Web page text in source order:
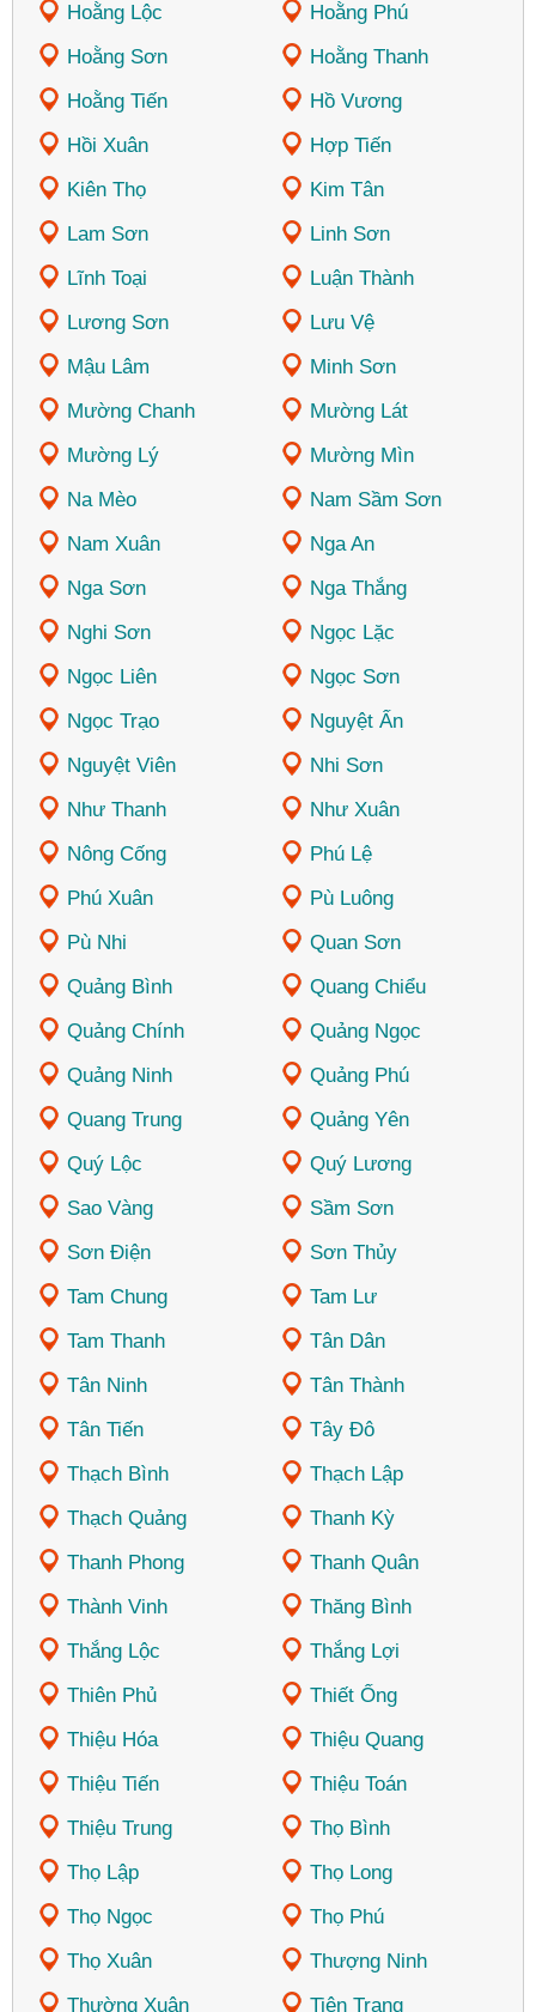
Hoằng Lộc
Hoằng Phú
Hoằng Sơn
Hoằng Thanh
Hoằng Tiến
Hồ Vương
Hồi Xuân
Hợp Tiến
Kiên Thọ
Kim Tân
Lam Sơn
Linh Sơn
Lĩnh Toại
Luận Thành
Lương Sơn
Lưu Vệ
Mậu Lâm
Minh Sơn
Mường Chanh
Mường Lát
Mường Lý
Mường Mìn
Na Mèo
Nam Sầm Sơn
Nam Xuân
Nga An
Nga Sơn
Nga Thắng
Nghi Sơn
Ngọc Lặc
Ngọc Liên
Ngọc Sơn
Ngọc Trạo
Nguyệt Ấn
Nguyệt Viên
Nhi Sơn
Như Thanh
Như Xuân
Nông Cống
Phú Lệ
Phú Xuân
Pù Luông
Pù Nhi
Quan Sơn
Quảng Bình
Quang Chiểu
Quảng Chính
Quảng Ngọc
Quảng Ninh
Quảng Phú
Quang Trung
Quảng Yên
Quý Lộc
Quý Lương
Sao Vàng
Sầm Sơn
Sơn Điện
Sơn Thủy
Tam Chung
Tam Lư
Tam Thanh
Tân Dân
Tân Ninh
Tân Thành
Tân Tiến
Tây Đô
Thạch Bình
Thạch Lập
Thạch Quảng
Thanh Kỳ
Thanh Phong
Thanh Quân
Thành Vinh
Thăng Bình
Thắng Lộc
Thắng Lợi
Thiên Phủ
Thiết Ống
Thiệu Hóa
Thiệu Quang
Thiệu Tiến
Thiệu Toán
Thiệu Trung
Thọ Bình
Thọ Lập
Thọ Long
Thọ Ngọc
Thọ Phú
Thọ Xuân
Thượng Ninh
Thường Xuân
Tiên Trang